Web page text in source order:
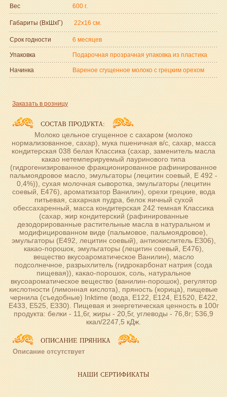
Вес 600 г.
Габариты (ВxШxГ) 22x16 см.
Срок годности 6 месяцев
Упаковка Подарочная прозрачная упаковка из пластика
Начинка Вареное сгущенное молоко с грецким орехом
Заказать в розницу
Молоко цельное сгущенное с сахаром (молоко
нормализованное, сахар), мука пшеничная в/с, сахар, масса
кондитерская 038 белая Классика (сахар, заменитель масла
какао нетемперируемый лауринового типа
(гидрогенизированное фракционированное рафинированное
пальмоядровое масло, эмульгаторы (лецитин соевый, Е 492 -
0,4%)), сухая молочная сыворотка, эмульгаторы (лецитин
соевый, Е476), ароматизатор Ванилин), орехи грецкие, вода
питьевая, сахарная пудра, белок яичный сухой
обессахаренный, масса кондитерская 242 темная Классика
(сахар, жир кондитерский (рафинированные
дезодорированные растительные масла в натуральном и
модифицированном виде (пальмовое, пальмоядровое),
эмульгаторы (Е492, лецитин соевый), антиокислитель Е306),
какао-порошок, эмульгаторы (лецитин соевый, Е476),
вещество вкусоароматическое Ванилин), масло
подсолнечное, разрыхлитель (гидрокарбонат натрия (сода
пищевая)), какао-порошок, соль, натуральное
вкусоароматическое вещество (ванилин-порошок), регулятор
кислотности (лимонная кислота), пряность (корица), пищевые
чернила (съедобные) Inktime (вода, Е122, Е124, Е1520, Е422,
Е433, Е525, Е330). Пищевая и энергетическая ценность в 100г
продукта: белки - 11,6г, жиры - 20,5г, углеводы - 76,8г; 536,9
ккал/2247,5 кДж.
Описание отсутствует